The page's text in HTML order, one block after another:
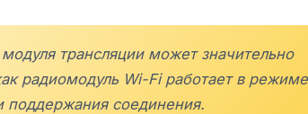
трансляции может значительно
радиомодуль Wi-Fi работает в режиме
соединения.